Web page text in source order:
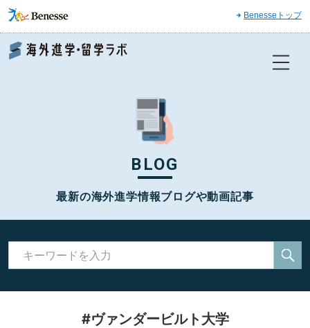
Benesseトップ
BLOG
最新の海外進学情報ブログや動画記事
#ヴァンダービルト大学